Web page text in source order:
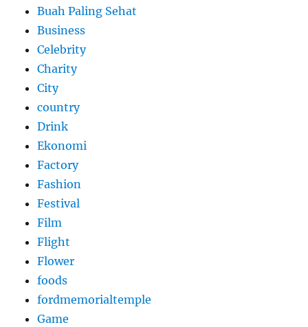
Buah Paling Sehat
Business
Celebrity
Charity
City
country
Drink
Ekonomi
Factory
Fashion
Festival
Film
Flight
Flower
foods
fordmemorialtemple
Game